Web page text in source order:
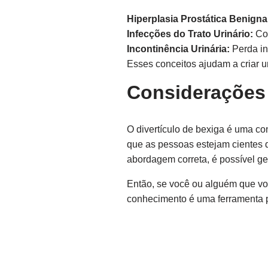
Hiperplasia Prostática
Infecções do Trato Urinário:
Incontinência Urinária: Perda
Esses conceitos ajudam a criar
O divertículo de bexiga é uma
que as pessoas estejam cientes
abordagem correta, é possível
Então, se você ou alguém que
conhecimento é uma